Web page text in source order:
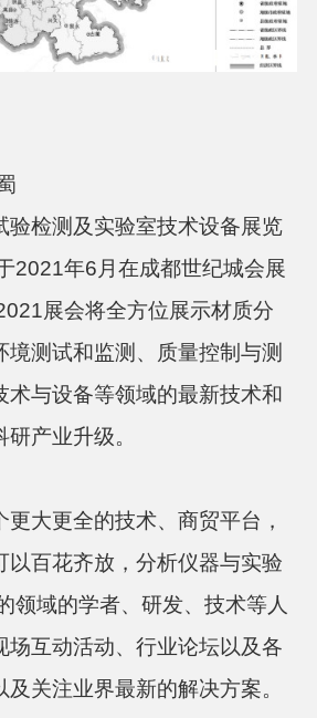
验检测及实验室技术设备展览
2021年6月在成都世纪城会展
展会将全方位展示材质分
境测试和监测、质量控制与测
术与设备等领域的最新技术和
产业升级。
大更全的技术、商贸平台，
以百花齐放，分析仪器与实验
领域的学者、研发、技术等人
场互动活动、行业论坛以及各
关注业界最新的解决方案。